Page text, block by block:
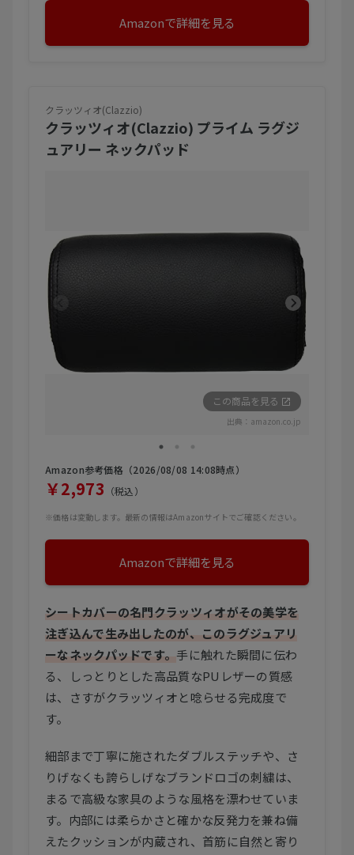
Amazonで詳細を見る
クラッツィオ(Clazzio)
クラッツィオ(Clazzio) プライム ラグジ
ュアリー ネックパッド
この商品を見る
出典： amazon.co.jp
Amazon参考価格（2026/08/08 14:08時点）
￥2,973 （税込）
※価格は変動します。最新の情報はAmazonサイトでご確認ください。
Amazonで詳細を見る
シートカバーの名門クラッツィオがその美学を
注ぎ込んで生み出したのが、このラグジュアリ
ーなネックパッドです。手に触れた瞬間に伝わ
る、しっとりとした高品質なPUレザーの質感
は、さすがクラッツィオと唸らせる完成度で
す。
細部まで丁寧に施されたダブルステッチや、さ
りげなくも誇らしげなブランドロゴの刺繍は、
まるで高級な家具のような風格を漂わせていま
す。内部には柔らかさと確かな反発力を兼ね備
えたクッションが内蔵され、首筋に自然と寄り